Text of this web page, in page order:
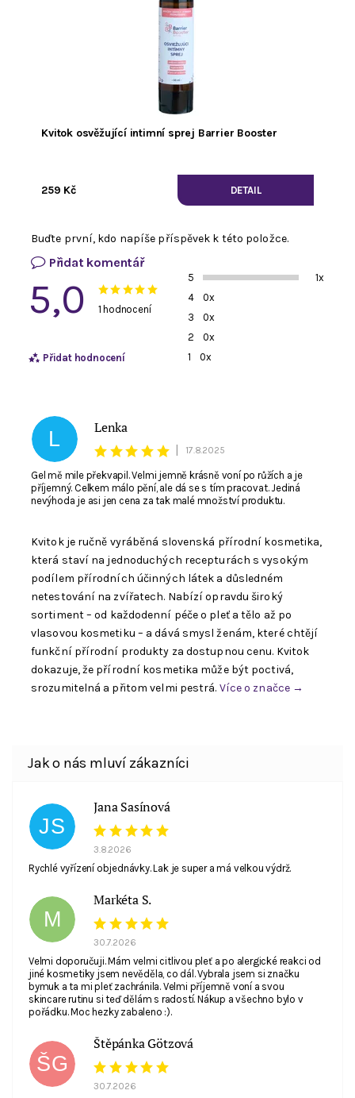
Kvitok osvěžující intimní sprej Barrier Booster
259 Kč DETAIL
Buďte první, kdo napíše příspěvek k této položce.
Přidat komentář
5,0 1 hodnocení
Přidat hodnocení
5
1x
4
0x
3
0x
2
0x
1
0x
Souhlasím se zpracovánímosobních údajů . E-
mail není viditelný pro ostatní nakupující.
L
Lenka
| 17.8.2025
Gel mě mile překvapil. Velmi jemně krásně voní po růžích a je
příjemný. Celkem málo pění, ale dá se s tím pracovat. Jediná
nevýhoda je asi jen cena za tak malé množství produktu.
Kvitok je ručně vyráběná slovenská přírodní kosmetika,
která staví na jednoduchých recepturách s vysokým
podílem přírodních účinných látek a důsledném
netestování na zvířatech. Nabízí opravdu široký
sortiment – od každodenní péče o pleť a tělo až po
vlasovou kosmetiku – a dává smysl ženám, které chtějí
funkční přírodní produkty za dostupnou cenu. Kvitok
dokazuje, že přírodní kosmetika může být poctivá,
srozumitelná a přitom velmi pestrá. Více o značce →
JS
Jana Sasínová
3.8.2026
Rychlé vyřízení objednávky. Lak je super a má velkou výdrž.
M
Markéta S.
30.7.2026
Velmi doporučuji. Mám velmi citlivou pleť a po alergické reakci od
jiné kosmetiky jsem nevěděla, co dál. Vybrala jsem si značku
bymuk a ta mi pleť zachránila. Velmi příjemně voní a svou
skincare rutinu si teď dělám s radostí. Nákup a všechno bylo v
pořádku. Moc hezky zabaleno :).
ŠG
Štěpánka Götzová
30.7.2026